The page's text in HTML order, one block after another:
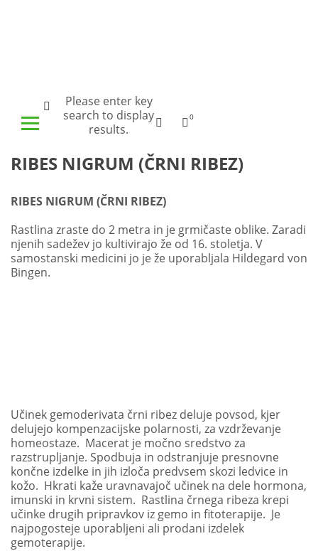
Please enter key
search to display
results.
0
RIBES NIGRUM (ČRNI RIBEZ)
RIBES NIGRUM (ČRNI RIBEZ)
Rastlina zraste do 2 metra in je grmičaste oblike. Zaradi
njenih sadežev jo kultivirajo že od 16. stoletja. V
samostanski medicini jo je že uporabljala Hildegard von
Bingen.
Učinek gemoderivata črni ribez deluje povsod, kjer
delujejo kompenzacijske polarnosti, za vzdrževanje
homeostaze. Macerat je močno sredstvo za
razstrupljanje. Spodbuja in odstranjuje presnovne
končne izdelke in jih izloča predvsem skozi ledvice in
kožo. Hkrati kaže uravnavajoč učinek na dele hormona,
imunski in krvni sistem. Rastlina črnega ribeza krepi
učinke drugih pripravkov iz gemo in fitoterapije. Je
najpogosteje uporabljeni ali prodani izdelek
gemoterapije.